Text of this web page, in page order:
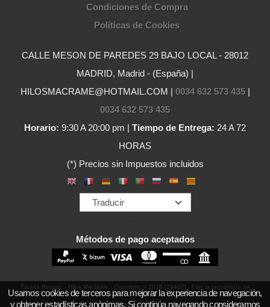
Condiciones de Compra
Políticas de Cookies
CALLE MESON DE PAREDES 29 BAJO LOCAL - 28012
MADRID, Madrid - (España) |
HILOSMACRAME@HOTMAIL.COM | 0034 632 573 435|
0034 632 573 435
Horario: 9:30 A 20:00 pm | Tiempo de Entrega: 24 A 72
HORAS
(*) Precios sin Impuestos incluidos
Métodos de pago aceptados
Tienda Rosario - Hilos Macrame - Copyright © 2026 [29402] - Con la tecnología de
Palbin.com
Usamos cookies de terceros para mejorar la experiencia de navegación,
y obtener estadísticas anónimas. Si continúa navegando consideramos